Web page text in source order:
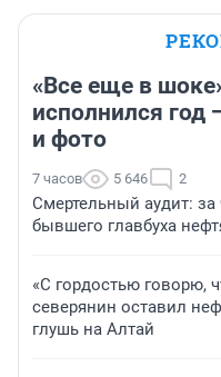
«Все еще в
исполнился год
и фото
7 часов 5 646 2
Смертельный аудит: за
бывшего главбуха
«С гордостью говорю,
северянин оставил
глушь на Алтай